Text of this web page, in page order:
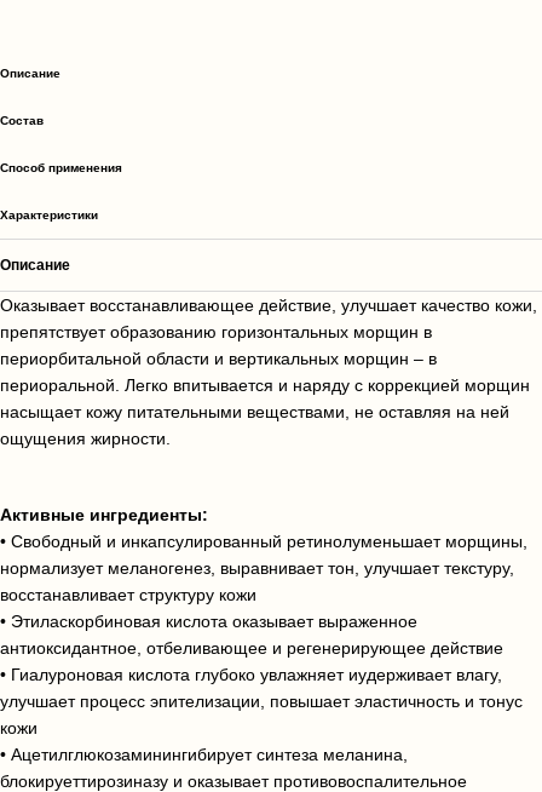
Описание
Cостав
Способ применения
Характеристики
Описание
Оказывает восстанавливающее действие, улучшает качество кожи,
препятствует образованию горизонтальных морщин в
периорбитальной области и вертикальных морщин – в
периоральной. Легко впитывается и наряду с коррекцией морщин
насыщает кожу питательными веществами, не оставляя на ней
ощущения жирности.
Активные ингредиенты:
• Свободный и инкапсулированный ретинолуменьшает морщины,
нормализует меланогенез, выравнивает тон, улучшает текстуру,
восстанавливает структуру кожи
• Этиласкорбиновая кислота оказывает выраженное
антиоксидантное, отбеливающее и регенерирующее действие
• Гиалуроновая кислота глубоко увлажняет иудерживает влагу,
улучшает процесс эпителизации, повышает эластичность и тонус
кожи
• Ацетилглюкозаминингибирует синтеза меланина,
блокируеттирозиназу и оказывает противовоспалительное